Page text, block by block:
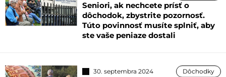
Seniori, ak nechcete prísť o
dôchodok, zbystrite pozornosť.
Túto povinnosť musíte splniť, aby
ste vaše peniaze dostali
30. septembra 2024 Dôchodky